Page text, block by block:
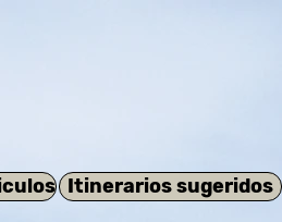
Itinerarios sugeridos